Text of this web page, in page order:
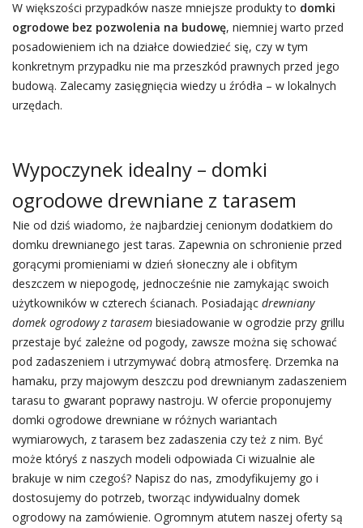
W większości przypadków nasze mniejsze produkty to domki
ogrodowe bez pozwolenia na budowę, niemniej warto przed
posadowieniem ich na działce dowiedzieć się, czy w tym
konkretnym przypadku nie ma przeszkód prawnych przed jego
budową. Zalecamy zasięgnięcia wiedzy u źródła – w lokalnych
urzędach.
Wypoczynek idealny – domki
ogrodowe drewniane z tarasem
Nie od dziś wiadomo, że najbardziej cenionym dodatkiem do
domku drewnianego jest taras. Zapewnia on schronienie przed
gorącymi promieniami w dzień słoneczny ale i obfitym
deszczem w niepogodę, jednocześnie nie zamykając swoich
użytkowników w czterech ścianach. Posiadając drewniany
domek ogrodowy z tarasembiesiadowanie w ogrodzie przy grillu
przestaje być zależne od pogody, zawsze można się schować
pod zadaszeniem i utrzymywać dobrą atmosferę. Drzemka na
hamaku, przy majowym deszczu pod drewnianym zadaszeniem
tarasu to gwarant poprawy nastroju. W ofercie proponujemy
domki ogrodowe drewniane w różnych wariantach
wymiarowych, z tarasem bez zadaszenia czy też z nim. Być
może któryś z naszych modeli odpowiada Ci wizualnie ale
brakuje w nim czegoś? Napisz do nas, zmodyfikujemy go i
dostosujemy do potrzeb, tworząc indywidualny domek
ogrodowy na zamówienie. Ogromnym atutem naszej oferty są